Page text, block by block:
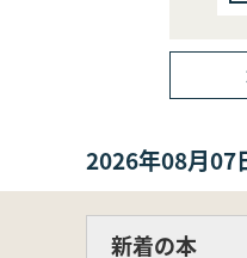
2026年08月07
新着の本